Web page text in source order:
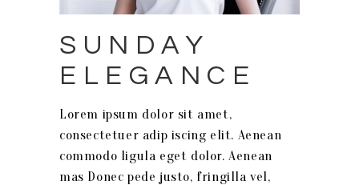
SUNDAY
ELEGANCE
Lorem ipsum dolor sit amet,
consectetuer adip iscing elit. Aenean
commodo ligula eget dolor. Aenean
mas Donec pede justo, fringilla vel,